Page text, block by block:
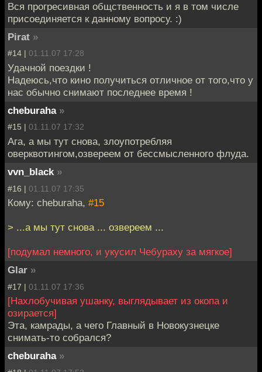
Вся прогресивная общственность и я в том числе
присоединяется к данному вопросу. :)
Pirat »
#14 | 01.11.07 17:28
Удачной поездки !
Надеюсь,что кино получиться отличное от того,что у
нас обычно снимают последнее время !
cheburaha »
#15 | 01.11.07 17:32
Ага, а мы тут снова, злоупотребляя
оверквотингом,озвереем от бессмысленного флуда.
vvn_black »
#16 | 01.11.07 17:35
Кому: cheburaha, #15
> ...а мы тут снова ... озвереем ...
[подумал немного, и укусил Чебураху за мягкое]
Glar »
#17 | 01.11.07 17:36
[Нахлобучивая ушанку, выглядывает из окопа и
озирается]
Эта, камрады, а чего Главный в Новокузнецке
снимать-то собрался?
cheburaha »